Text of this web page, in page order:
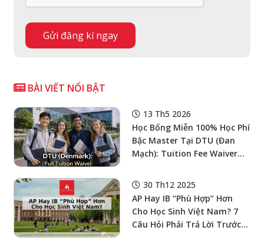
BÀI VIẾT NỔI BẬT
13 Th5 2026
Học Bổng Miễn 100% Học Phí
Bậc Master Tại DTU (Đan
Mạch): Tuition Fee Waiver
Ngành Kỹ Thuật
30 Th12 2025
AP Hay IB “Phù Hợp” Hơn
Cho Học Sinh Việt Nam? 7
Câu Hỏi Phải Trả Lời Trước